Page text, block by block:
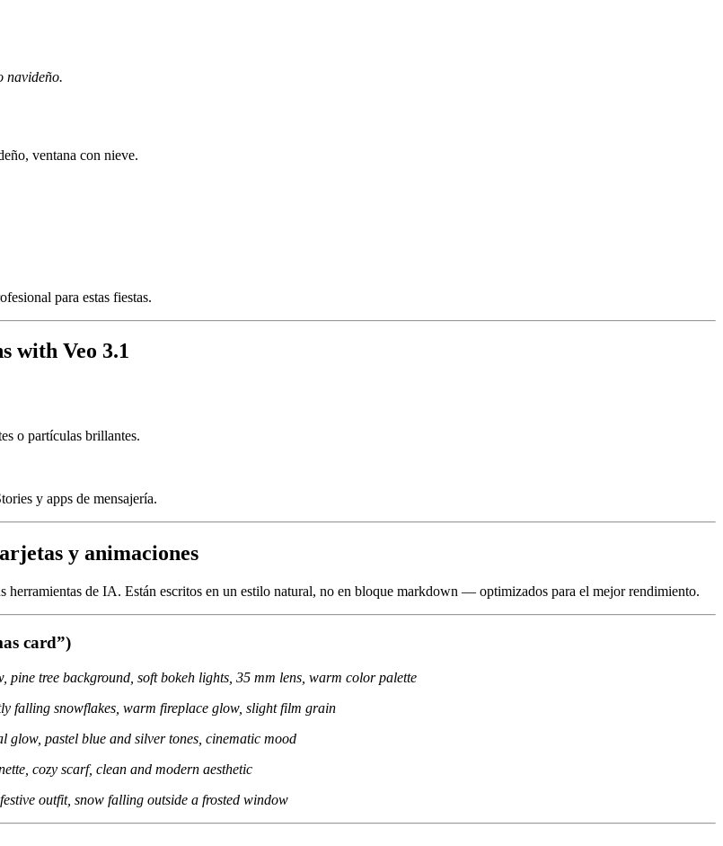
navideño.
ventana con nieve.
para estas fiestas.
with Veo 3.1
o partículas brillantes.
y apps de mensajería.
y animaciones
herramientas de IA. Están escritos en un estilo natural, no en bloque markdown — optimizados para el mejor rendimiento.
card”)
tree background, soft bokeh lights, 35 mm lens, warm color palette
falling snowflakes, warm fireplace glow, slight film grain
glow, pastel blue and silver tones, cinematic mood
cozy scarf, clean and modern aesthetic
outfit, snow falling outside a frosted window